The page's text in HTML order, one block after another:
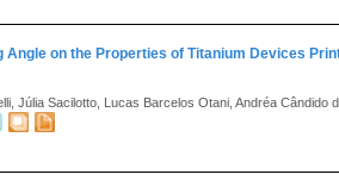
Angle on the Properties of Titanium Devices
Júlia Sacilotto, Lucas Barcelos Otani, Andréa Cândido